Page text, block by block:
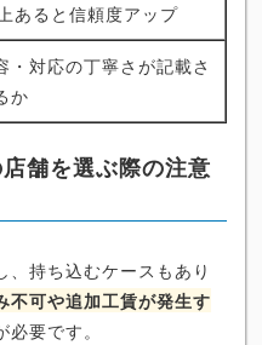
あると信頼度アップ
・対応の丁寧さが記載さ
か
舗を選ぶ際の注意
、持ち込むケースもあり
不可や追加工賃が発生す
要です。